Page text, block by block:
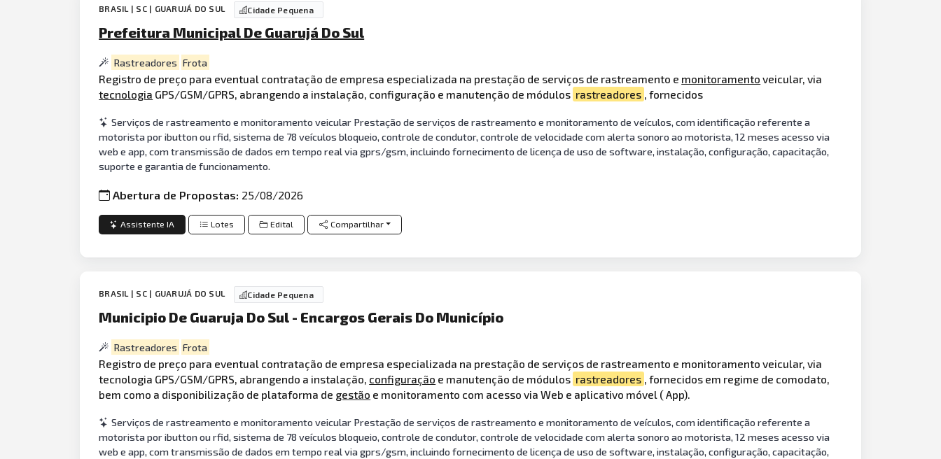
BRASIL | SC | GUARUJÁ DO SUL Cidade Pequena
Prefeitura Municipal De Guarujá Do Sul
Rastreadores Frota
Registro de preço para eventual contratação de empresa especializada na prestação de serviços de rastreamento e monitoramento veicular, via
tecnologia GPS/GSM/GPRS, abrangendo a instalação, configuração e manutenção de módulos rastreadores , fornecidos
Serviços de rastreamento e monitoramento veicular Prestação de serviços de rastreamento e monitoramento de veículos, com identificação referente a
motorista por ibutton ou rfid, sistema de 78 veículos bloqueio, controle de condutor, controle de velocidade com alerta sonoro ao motorista, 12 meses acesso via
web e app, com transmissão de dados em tempo real via gprs/gsm, incluindo fornecimento de licença de uso de software, instalação, configuração, capacitação,
suporte e garantia de funcionamento.
Abertura de Propostas: 25/08/2026
Assistente IA Lotes Edital Compartilhar
BRASIL | SC | GUARUJÁ DO SUL Cidade Pequena
Municipio De Guaruja Do Sul - Encargos Gerais Do Município
Rastreadores Frota
Registro de preço para eventual contratação de empresa especializada na prestação de serviços de rastreamento e monitoramento veicular, via
tecnologia GPS/GSM/GPRS, abrangendo a instalação, configuração e manutenção de módulos rastreadores , fornecidos em regime de comodato,
bem como a disponibilização de plataforma de gestão e monitoramento com acesso via Web e aplicativo móvel ( App).
Serviços de rastreamento e monitoramento veicular Prestação de serviços de rastreamento e monitoramento de veículos, com identificação referente a
motorista por ibutton ou rfid, sistema de 78 veículos bloqueio, controle de condutor, controle de velocidade com alerta sonoro ao motorista, 12 meses acesso via
web e app, com transmissão de dados em tempo real via gprs/gsm, incluindo fornecimento de licença de uso de software, instalação, configuração, capacitação,